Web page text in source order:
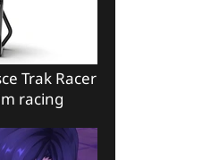
Trak Racer
racing